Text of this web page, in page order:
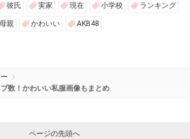
彼氏 実家 現在 小学校 ランキング
母親 かわいい AKB48
数！かわいい私服画像もまとめ
ページの先頭へ